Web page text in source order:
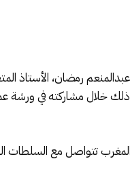
رمضان، الأستاذ
الإشعاعية، والذي وافته المنية بمدينة مراكش بالمغرب مساء يوم الخميس
تتواصل مع السلطات